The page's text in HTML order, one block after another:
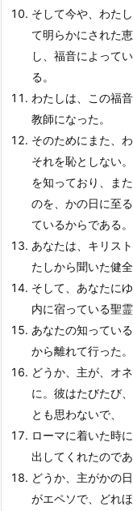
そして今や、わた
て明らかにされた
し、福音によって
る。
わたしは、この福
教師になった。
そのためにまた、
それを恥としない
を知っており、ま
のを、かの日に至
ているからである。
あなたは、キリス
たしから聞いた健
そして、あなたに
内に宿っている聖
あなたの知ってい
から離れて行った
どうか、主が、オ
に。彼はたびたび
とも思わないで、
ローマに着いた時
出してくれたのであ
どうか、主がかの
がエペソで、どれ